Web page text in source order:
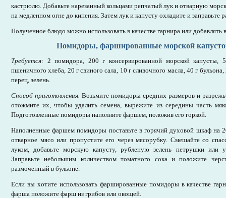
кастрюлю. Добавьте нарезанный кольцами репчатый лук и отварную
на медленном огне до кипения. Затем лук и капусту охладите и заправьте
Полученное блюдо можно использовать в качестве гарнира или добавлять
Помидоры, фаршированные морской
Требуется: 2 помидора, 200 г консервированной морской
пшеничного хлеба, 20 г свиного сала, 10 г сливочного масла, 40 г
перец, зелень.
Способ приготовления. Возьмите помидоры средних размеров и
отожмите их, чтобы удалить семена, вырежите из середины часть
Подготовленные помидоры наполните фаршем, положив его горкой.
Наполненные фаршем помидоры поставьте в горячий духовой шкаф на
отварное мясо или пропустите его через мясорубку. Смешайте со
луком, добавьте морскую капусту, рубленую зелень петрушки или
Заправьте небольшим количеством томатного сока и положите
размоченный в бульоне.
Если вы хотите использовать фаршированные помидоры в качестве
фарша положите фарш из грибов или овощей.